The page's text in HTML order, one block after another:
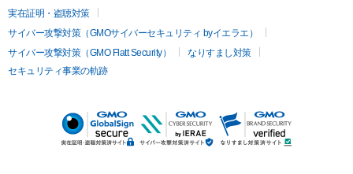
実在証明・盗聴対策
サイバー攻撃対策（GMOサイバーセキュリティ byイエラエ）
サイバー攻撃対策（GMO Flatt Security）
なりすまし対策
セキュリティ事業の軌跡